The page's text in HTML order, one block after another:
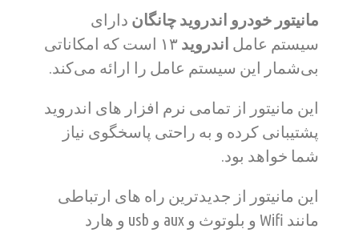
مانیتور خودرو اندروید چانگان دارای
سیستم عامل اندروید
است که امکاناتی
بی‌شمار این سیستم عامل را ارائه می‌کند.
این مانیتور از تمامی نرم افزار های اندروید
پشتیبانی کرده و به راحتی پاسخگوی نیاز
شما خواهد بود.
این مانیتور از جدیدترین راه های ارتباطی
مانند Wifi و بلوتوث و aux و usb و هارد